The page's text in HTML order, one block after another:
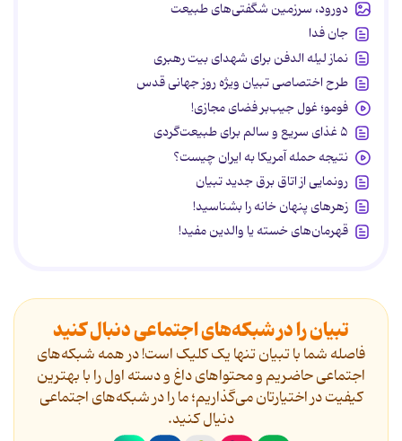
دورود، سرزمین شگفتی‌های طبیعت
جان فدا
نماز لیله الدفن برای شهدای بیت رهبری
طرح اختصاصی تبیان ویژه روز جهانی قدس
فومو؛ غول جیب‌بر فضای مجازی!
۵ غذای سریع و سالم برای طبیعت‌گردی
نتیجه حمله آمریکا به ایران چیست؟
رونمایی از اتاق برق جدید تبیان
زهرهای پنهان خانه را بشناسید!
قهرمان‌های خسته یا والدین مفید!
تبیان را در شبکه‌های اجتماعی دنبال کنید
فاصله شما با تبیان تنها یک کلیک است! در همه شبکه‌های
اجتماعی حاضریم و محتواهای داغ و دسته اول را با بهترین
کیفیت در اختیارتان می‌گذاریم؛ ما را در شبکه‌های اجتماعی
دنیال کنید.